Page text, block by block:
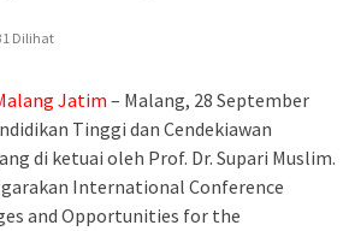
Dilihat
Jatim – Malang, 28 September
Tinggi dan Cendekiawan
di ketuai oleh Prof. Dr. Supari Muslim.
International Conference
and Opportunities for the